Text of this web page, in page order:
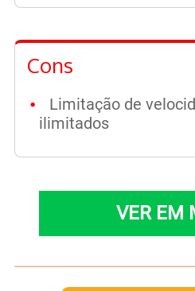
Cons
Limitação de
ilimitados
VER EM